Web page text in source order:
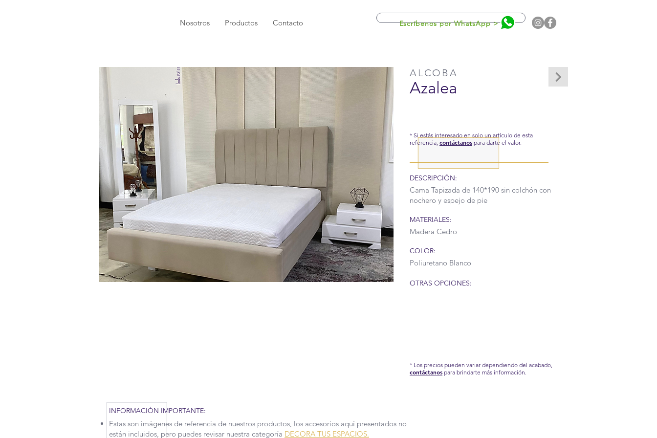
Nosotros Productos Contacto Escríbenos por WhatsApp >
ALCOBA
Azalea
* Si estás interesado en solo un artículo de esta
referencia, contáctanos para darte el valor.
DESCRIPCIÓN:
Cama Tapizada de 140*190 sin colchón con
nochero y espejo de pie
MATERIALES:
Madera Cedro
COLOR:
Poliuretano Blanco
OTRAS OPCIONES:
* Los precios pueden variar dependiendo del acabado,
contáctanos para brindarte más información.
INFORMACIÓN IMPORTANTE:
Estas son imágenes de referencia de nuestros productos, los accesorios aquí presentados no
están incluidos, pero puedes revisar nuestra categoría DECORA TUS ESPACIOS.